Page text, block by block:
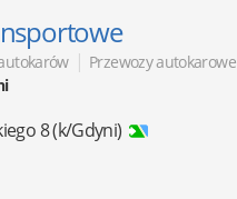
| Przewozy autokarowe
8(k/Gdyni)